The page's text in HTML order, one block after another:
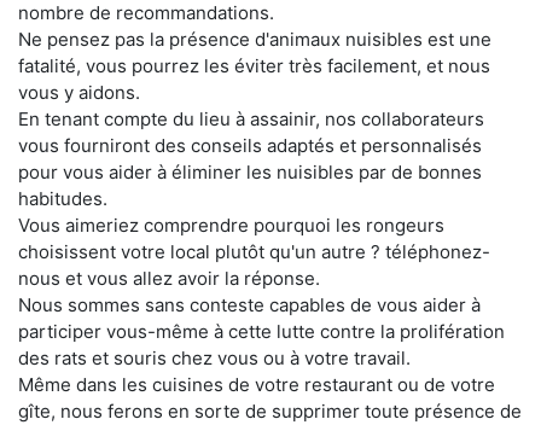
nombre de recommandations.
Ne pensez pas la présence d'animaux nuisibles est une
fatalité, vous pourrez les éviter très facilement, et nous
vous y aidons.
En tenant compte du lieu à assainir, nos collaborateurs
vous fourniront des conseils adaptés et personnalisés
pour vous aider à éliminer les nuisibles par de bonnes
habitudes.
Vous aimeriez comprendre pourquoi les rongeurs
choisissent votre local plutôt qu'un autre ? téléphonez-
nous et vous allez avoir la réponse.
Nous sommes sans conteste capables de vous aider à
participer vous-même à cette lutte contre la prolifération
des rats et souris chez vous ou à votre travail.
Même dans les cuisines de votre restaurant ou de votre
gîte, nous ferons en sorte de supprimer toute présence de